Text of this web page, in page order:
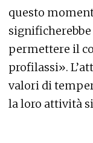
questo
permettere il
profilassi».
valori di
la loro attività